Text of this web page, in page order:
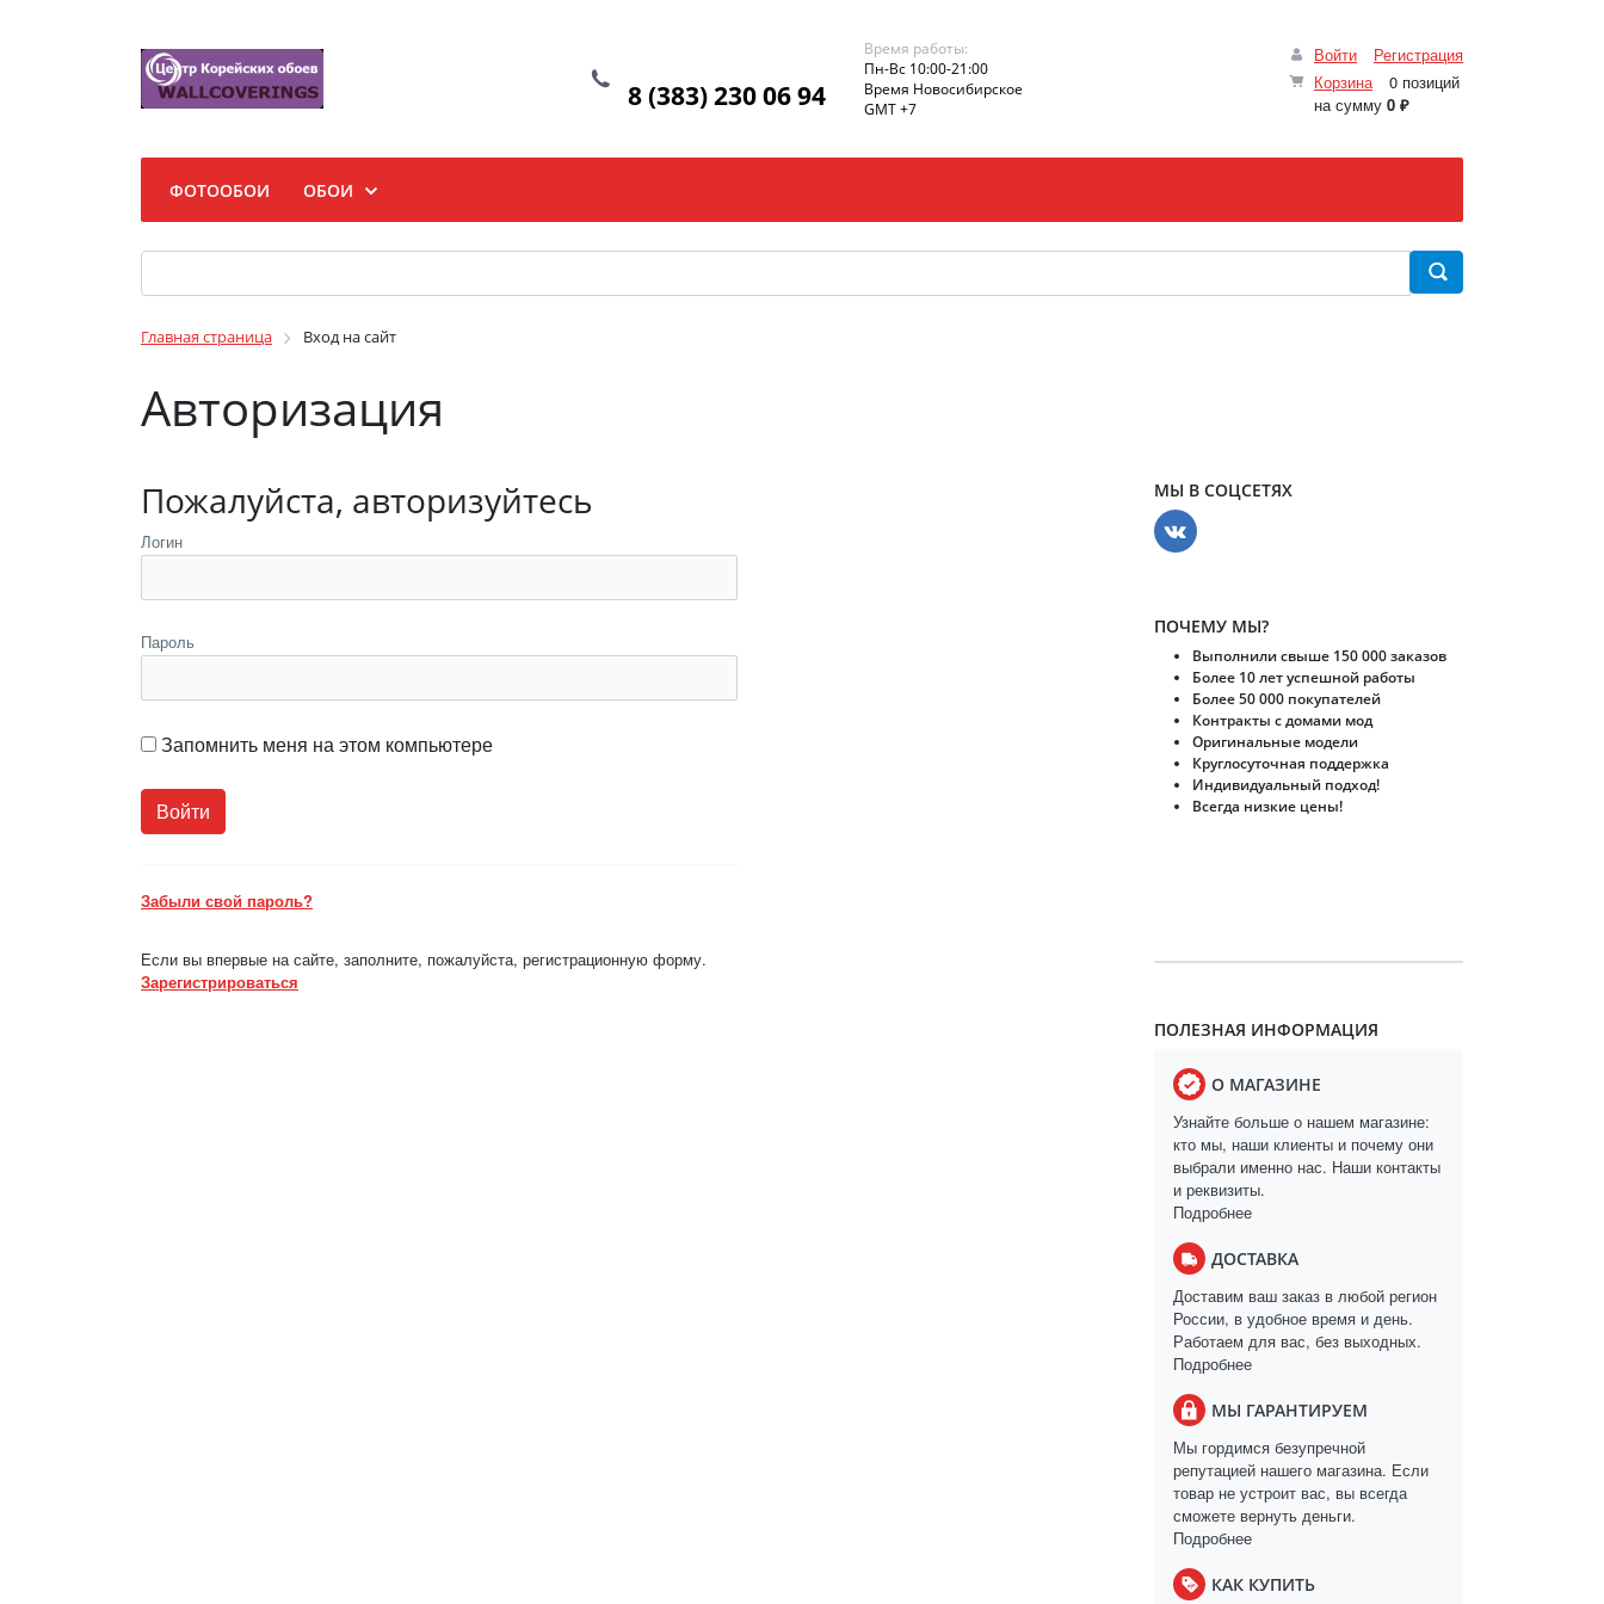
Войти
Регистрация
Корзина
0 позиций
на сумму 0 ₽
8 (383) 230 06 94
Время работы:
Пн-Вс 10:00-21:00
Время Новосибирское
GMT +7
ФОТООБОИ ОБОИ
Главная страница Вход на сайт
Авторизация
Пожалуйста, авторизуйтесь
Логин
Пароль
Запомнить меня на этом компьютере
Забыли свой пароль?
Если вы впервые на сайте, заполните, пожалуйста, регистрационную форму.
Зарегистрироваться
МЫ В СОЦСЕТЯХ
ПОЧЕМУ МЫ?
Выполнили свыше 150 000 заказов
Более 10 лет успешной работы
Более 50 000 покупателей
Контракты с домами мод
Оригинальные модели
Круглосуточная поддержка
Индивидуальный подход!
Всегда низкие цены!
ПОЛЕЗНАЯ ИНФОРМАЦИЯ
О МАГАЗИНЕ
Узнайте больше о нашем магазине:
кто мы, наши клиенты и почему они
выбрали именно нас. Наши контакты
и реквизиты.
Подробнее
ДОСТАВКА
Доставим ваш заказ в любой регион
России, в удобное время и день.
Работаем для вас, без выходных.
Подробнее
МЫ ГАРАНТИРУЕМ
Мы гордимся безупречной
репутацией нашего магазина. Если
товар не устроит вас, вы всегда
сможете вернуть деньги.
Подробнее
КАК КУПИТЬ